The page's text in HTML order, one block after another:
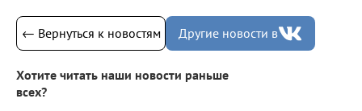
← Вернуться к новостям Другие новости в
Хотите читать наши новости раньше
всех?